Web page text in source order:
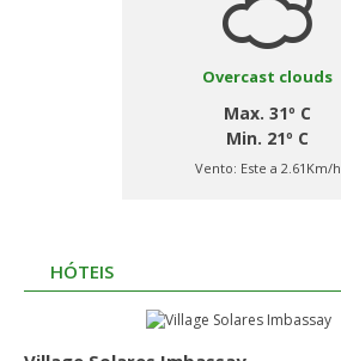
Overcast clouds
Max. 31º C
Min. 21º C
Vento: Este a 2.61Km/h
HÓTEIS